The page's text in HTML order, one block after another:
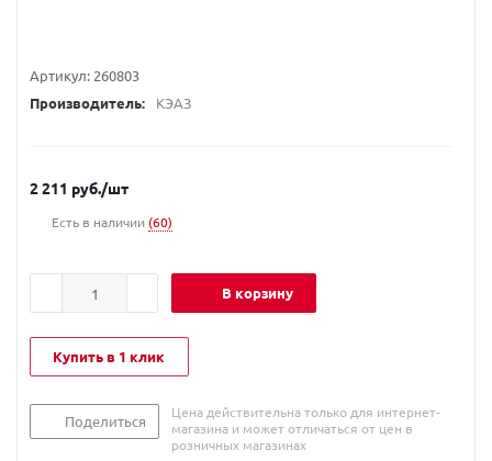
Артикул: 260803
Производитель:
КЭАЗ
2 211 руб./шт
Есть в наличии (60)
В корзину
Купить в 1 клик
Поделиться
Цена действительна только для интернет-
магазина и может отличаться от цен в
розничных магазинах